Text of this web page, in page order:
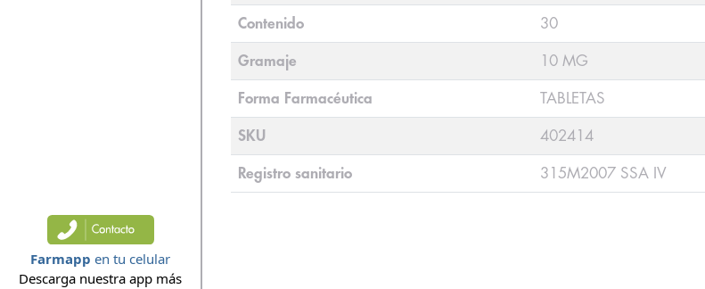
Farmapp en tu celular
Descarga nuestra app más
Contenido 30
Gramaje 10 MG
Forma Farmacéutica TABLETAS
SKU 402414
Registro sanitario 315M2007 SSA IV